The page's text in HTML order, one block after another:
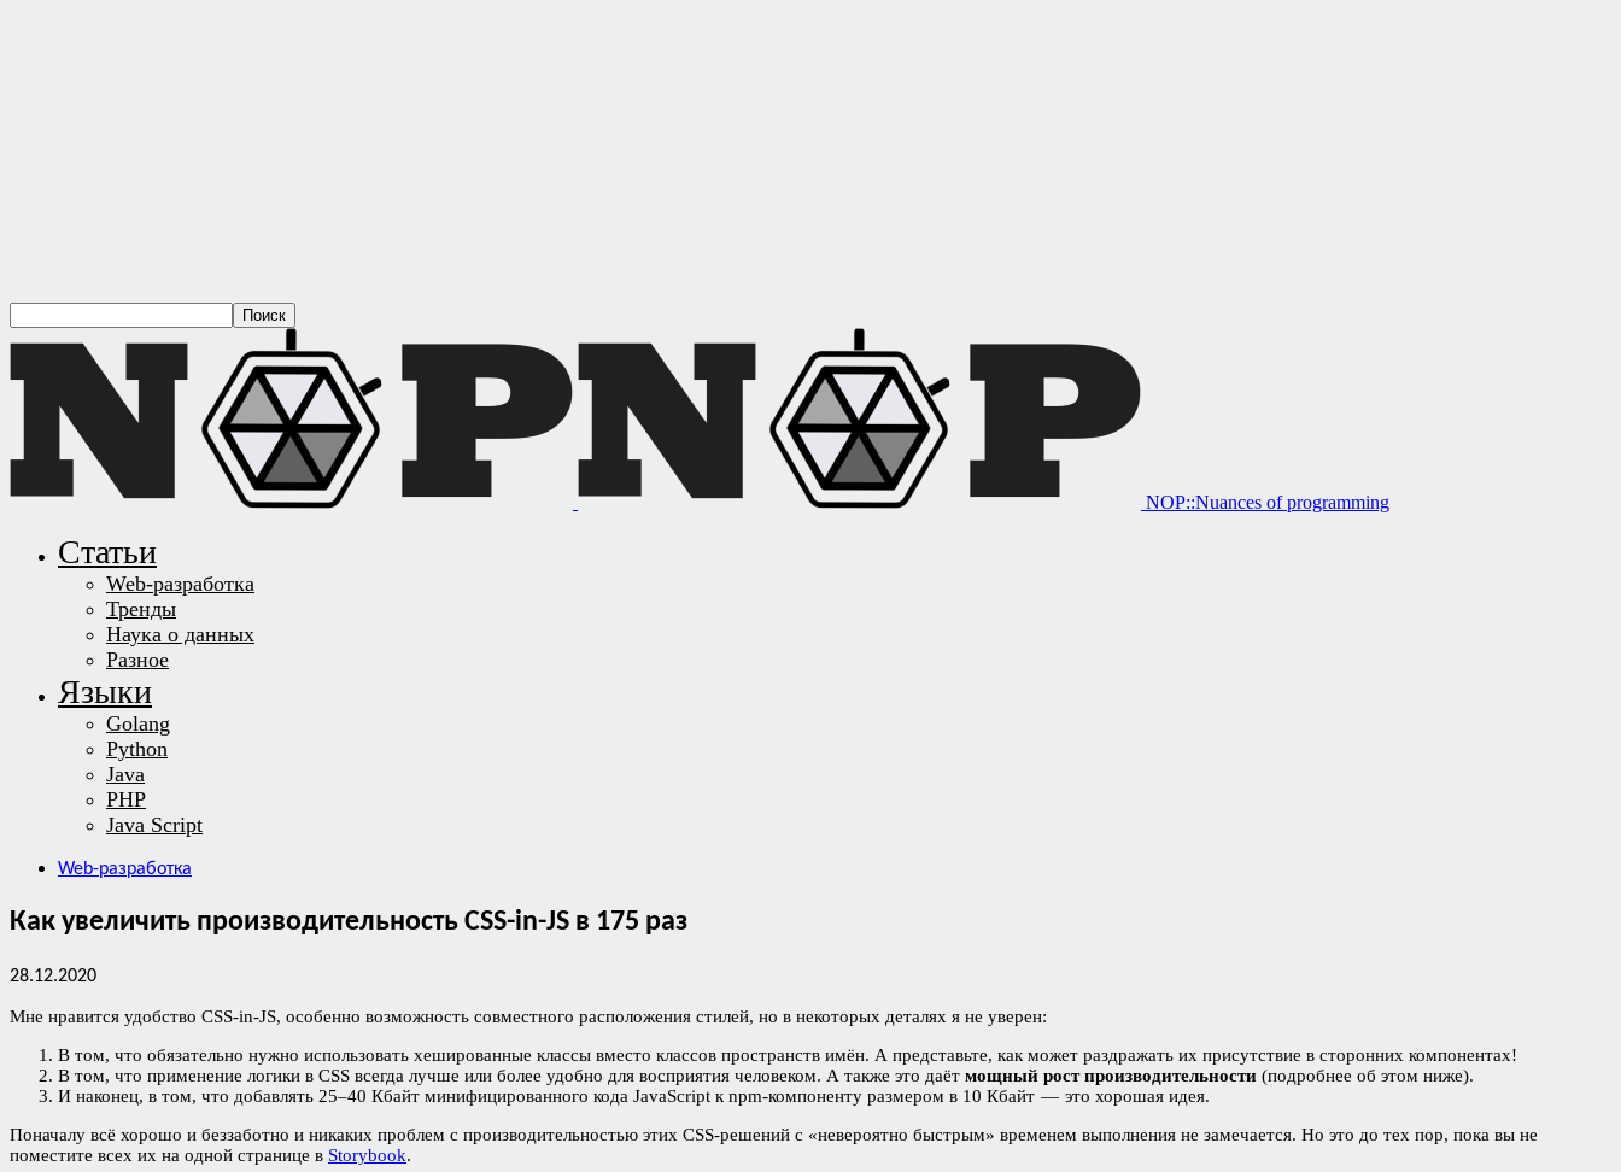
NOP::Nuances of programming
Статьи
Web-разработка
Тренды
Наука о данных
Разное
Языки
Golang
Python
Java
PHP
Java Script
Web-разработка
Как увеличить производительность CSS-in-JS в 175 раз
28.12.2020
Мне нравится удобство CSS-in-JS, особенно возможность совместного расположения стилей, но в некоторых деталях я не уверен:
В том, что обязательно нужно использовать хешированные классы вместо классов пространств имён. А представьте, как может раздражать их присутствие в сторонних компонентах!
В том, что применение логики в CSS всегда лучше или более удобно для восприятия человеком. А также это даёт мощный рост производительности (подробнее об этом ниже).
И наконец, в том, что добавлять 25–40 Кбайт минифицированного кода JavaScript к npm-компоненту размером в 10 Кбайт — это хорошая идея.
Поначалу всё хорошо и беззаботно и никаких проблем с производительностью этих CSS-решений с «невероятно быстрым» временем выполнения не замечается. Но это до тех пор, пока вы не
поместите всех их на одной странице в Storybook.